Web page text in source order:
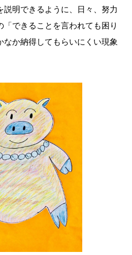
説明できるように、日々、努力
「できることを言われても困り
なか納得してもらいにくい現象